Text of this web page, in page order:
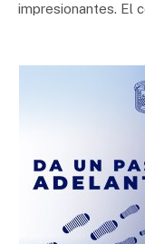
impresionantes. El